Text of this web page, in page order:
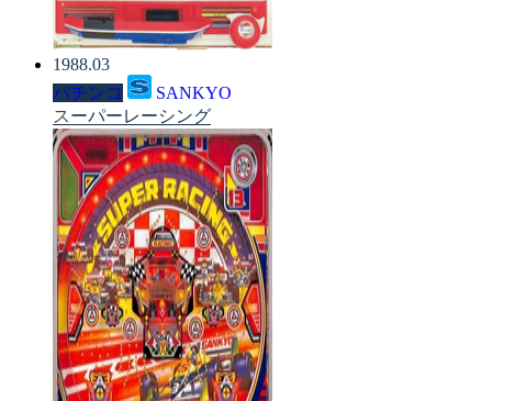
1988.03
パチンコ
SANKYO
スーパーレーシング